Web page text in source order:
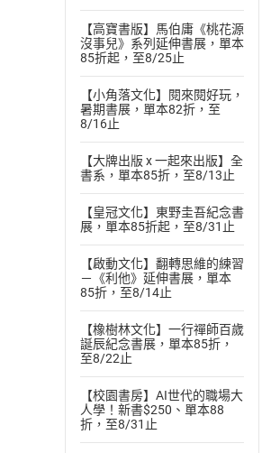
【高寶書版】馬伯庸《桃花源
沒事兒》系列延伸書展，單本
85折起，至8/25止
【小角落文化】閱來閱好玩，
暑期書展，單本82折，至
8/16止
【大牌出版 x 一起來出版】全
書系，單本85折，至8/13止
【皇冠文化】東野圭吾紀念書
展，單本85折起，至8/31止
【啟動文化】翻轉思維的練習
－《利他》延伸書展，單本
85折，至8/14止
【橡樹林文化】一行禪師百歲
誕辰紀念書展，單本85折，
至8/22止
【校園書房】AI世代的職場大
人學！新書$250、單本88
折，至8/31止